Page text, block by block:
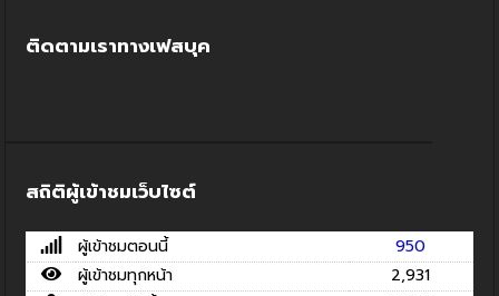
ติดตามเราทางเฟสบุค
สถิติผู้เข้าชมเว็บไซต์
ผู้เข้าชมตอนนี้
950
ผู้เข้าชมทุกหน้า
2,931